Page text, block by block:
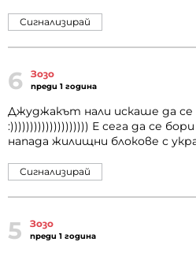
Сигнализирай
6 Зозо
преди 1 година
Джуджакът нали искаше да
:)))))))))))))))))))) Е сега да се
напада жилищни блокове с
Сигнализирай
5 Зозо
преди 1 година